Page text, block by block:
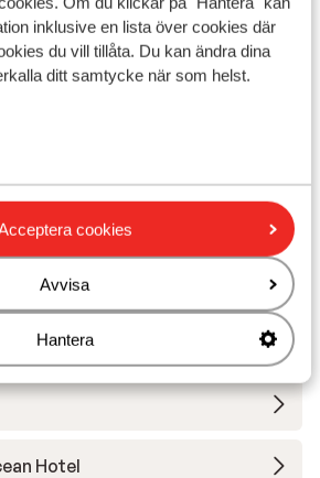
inklusive en lista över cookies där
du vill tillåta. Du kan ändra dina
ditt samtycke när som helst.
cookies
Avvisa
Hantera
ca 50 m (sandstrand)
ca 85 km
i Algarvekusten
Hotel